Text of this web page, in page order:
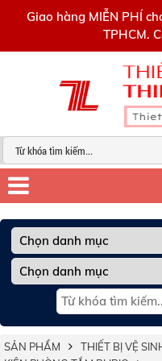
Giao hàng MIỄN PHÍ
TPHCM.
SẢN PHẨM THIẾT BỊ VỆ
0909445903